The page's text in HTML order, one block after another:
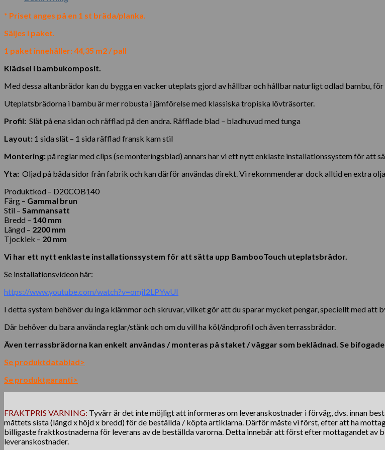
* Priset anges på en 1 st bräda/planka.
Säljes i paket.
1 paket innehåller: 44,35 m2 / pall
Klädsel i bambukomposit.
Med dessa altanbrädor kan du bygga en vacker uteplats gjord av hållbar och hållbar naturligt odlad bambu,
Uteplatsbrädorna i bambu är mer robusta i jämförelse med klassiska tropiska lövträsorter.
Profil: Slät på ena sidan och räfflad på den andra. Räfflade blad – bladhuvud med tunga
Layout: 1 sida slät – 1 sida räfflad fransk kam stil
Montering:på reglar med clips (se monteringsblad) annars har vi ett nytt enklaste installationssystem för att
Yta: Oljad på båda sidor från fabrik och kan därför användas direkt. Vi rekommenderar dock alltid en extra
Produktkod – D20COB140
Färg – Gammal brun
Stil – Sammansatt
Bredd – 140 mm
Längd – 2200 mm
Tjocklek – 20 mm
Vi har ett nytt enklaste installationssystem för att sätta upp BambooTouch uteplatsbrädor.
Se installationsvideon här:
https://www.youtube.com/watch?v=omjI2LPYwUI
I detta system behöver du inga klämmor och skruvar, vilket gör att du sparar mycket pengar, speciellt med att
Där behöver du bara använda reglar/stänk och om du vill ha köl/ändprofil och även terrassbrädor.
Även terrassbrädorna kan enkelt användas / monteras på staket / väggar som beklädnad. Se
Se produktdatablad>
Se produktgaranti>
FRAKTPRIS VARNING: Tyvärr är det inte möjligt att informeras om leveranskostnader i förväg, dvs. innan
måttets sista (längd x höjd x bredd) för de beställda / köpta artiklarna. Därför måste vi först, efter att ha
billigaste fraktkostnaderna för leverans av de beställda varorna. Detta innebär att först efter mottagandet av
leveranskostnader.